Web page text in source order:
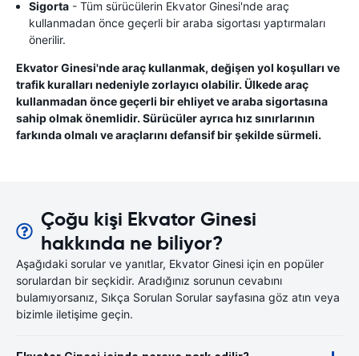
Sigorta - Tüm sürücülerin Ekvator Ginesi'nde araç
kullanmadan önce geçerli bir araba sigortası yaptırmaları
önerilir.
Ekvator Ginesi'nde araç kullanmak, değişen yol koşulları ve
trafik kuralları nedeniyle zorlayıcı olabilir. Ülkede araç
kullanmadan önce geçerli bir ehliyet ve araba sigortasına
sahip olmak önemlidir. Sürücüler ayrıca hız sınırlarının
farkında olmalı ve araçlarını defansif bir şekilde sürmeli.
Çoğu kişi Ekvator Ginesi
hakkında ne biliyor?
Aşağıdaki sorular ve yanıtlar, Ekvator Ginesi için en popüler
sorulardan bir seçkidir. Aradığınız sorunun cevabını
bulamıyorsanız, Sıkça Sorulan Sorular sayfasına göz atın veya
bizimle iletişime geçin.